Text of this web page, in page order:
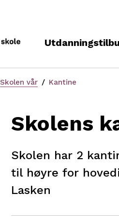
Skolen vår Kantine
Skolens
Skolen har 2
til høyre for
Lasken